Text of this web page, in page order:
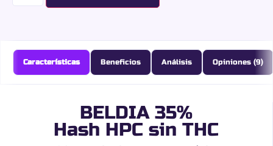
Características Beneficios Análisis Opiniones (9)
BELDIA 35%
Hash HPC sin THC